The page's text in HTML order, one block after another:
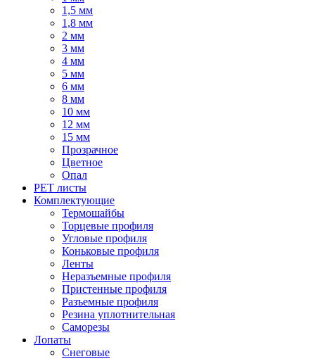
1,5 мм
1,8 мм
2 мм
3 мм
4 мм
5 мм
6 мм
8 мм
10 мм
12 мм
15 мм
Прозрачное
Цветное
Опал
PET листы
Комплектующие
Термошайбы
Торцевые профиля
Угловые профиля
Коньковые профиля
Ленты
Неразъемные профиля
Пристенные профиля
Разъемные профиля
Резина уплотнительная
Саморезы
Лопаты
Снеговые